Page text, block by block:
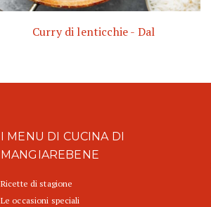
Curry di lenticchie - Dal
I MENU DI CUCINA DI
MANGIAREBENE
Ricette di stagione
Le occasioni speciali